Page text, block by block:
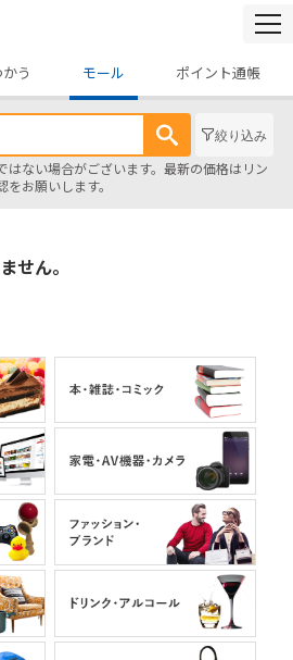
う モール ポイント通帳
絞り込み
ない場合がございます。最新の価格はリン
お願いします。
せん。